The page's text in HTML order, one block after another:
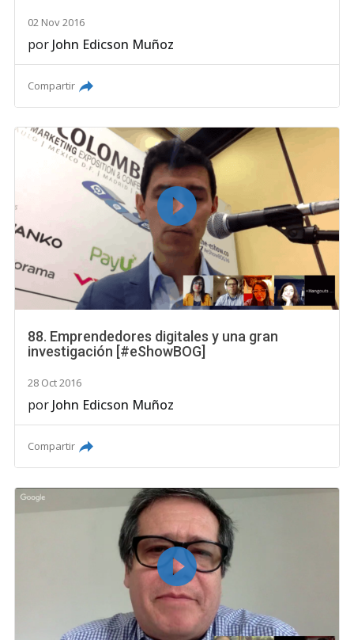
02 Nov 2016
por John Edicson Muñoz
Compartir
88. Emprendedores digitales y una gran
investigación [#eShowBOG]
28 Oct 2016
por John Edicson Muñoz
Compartir